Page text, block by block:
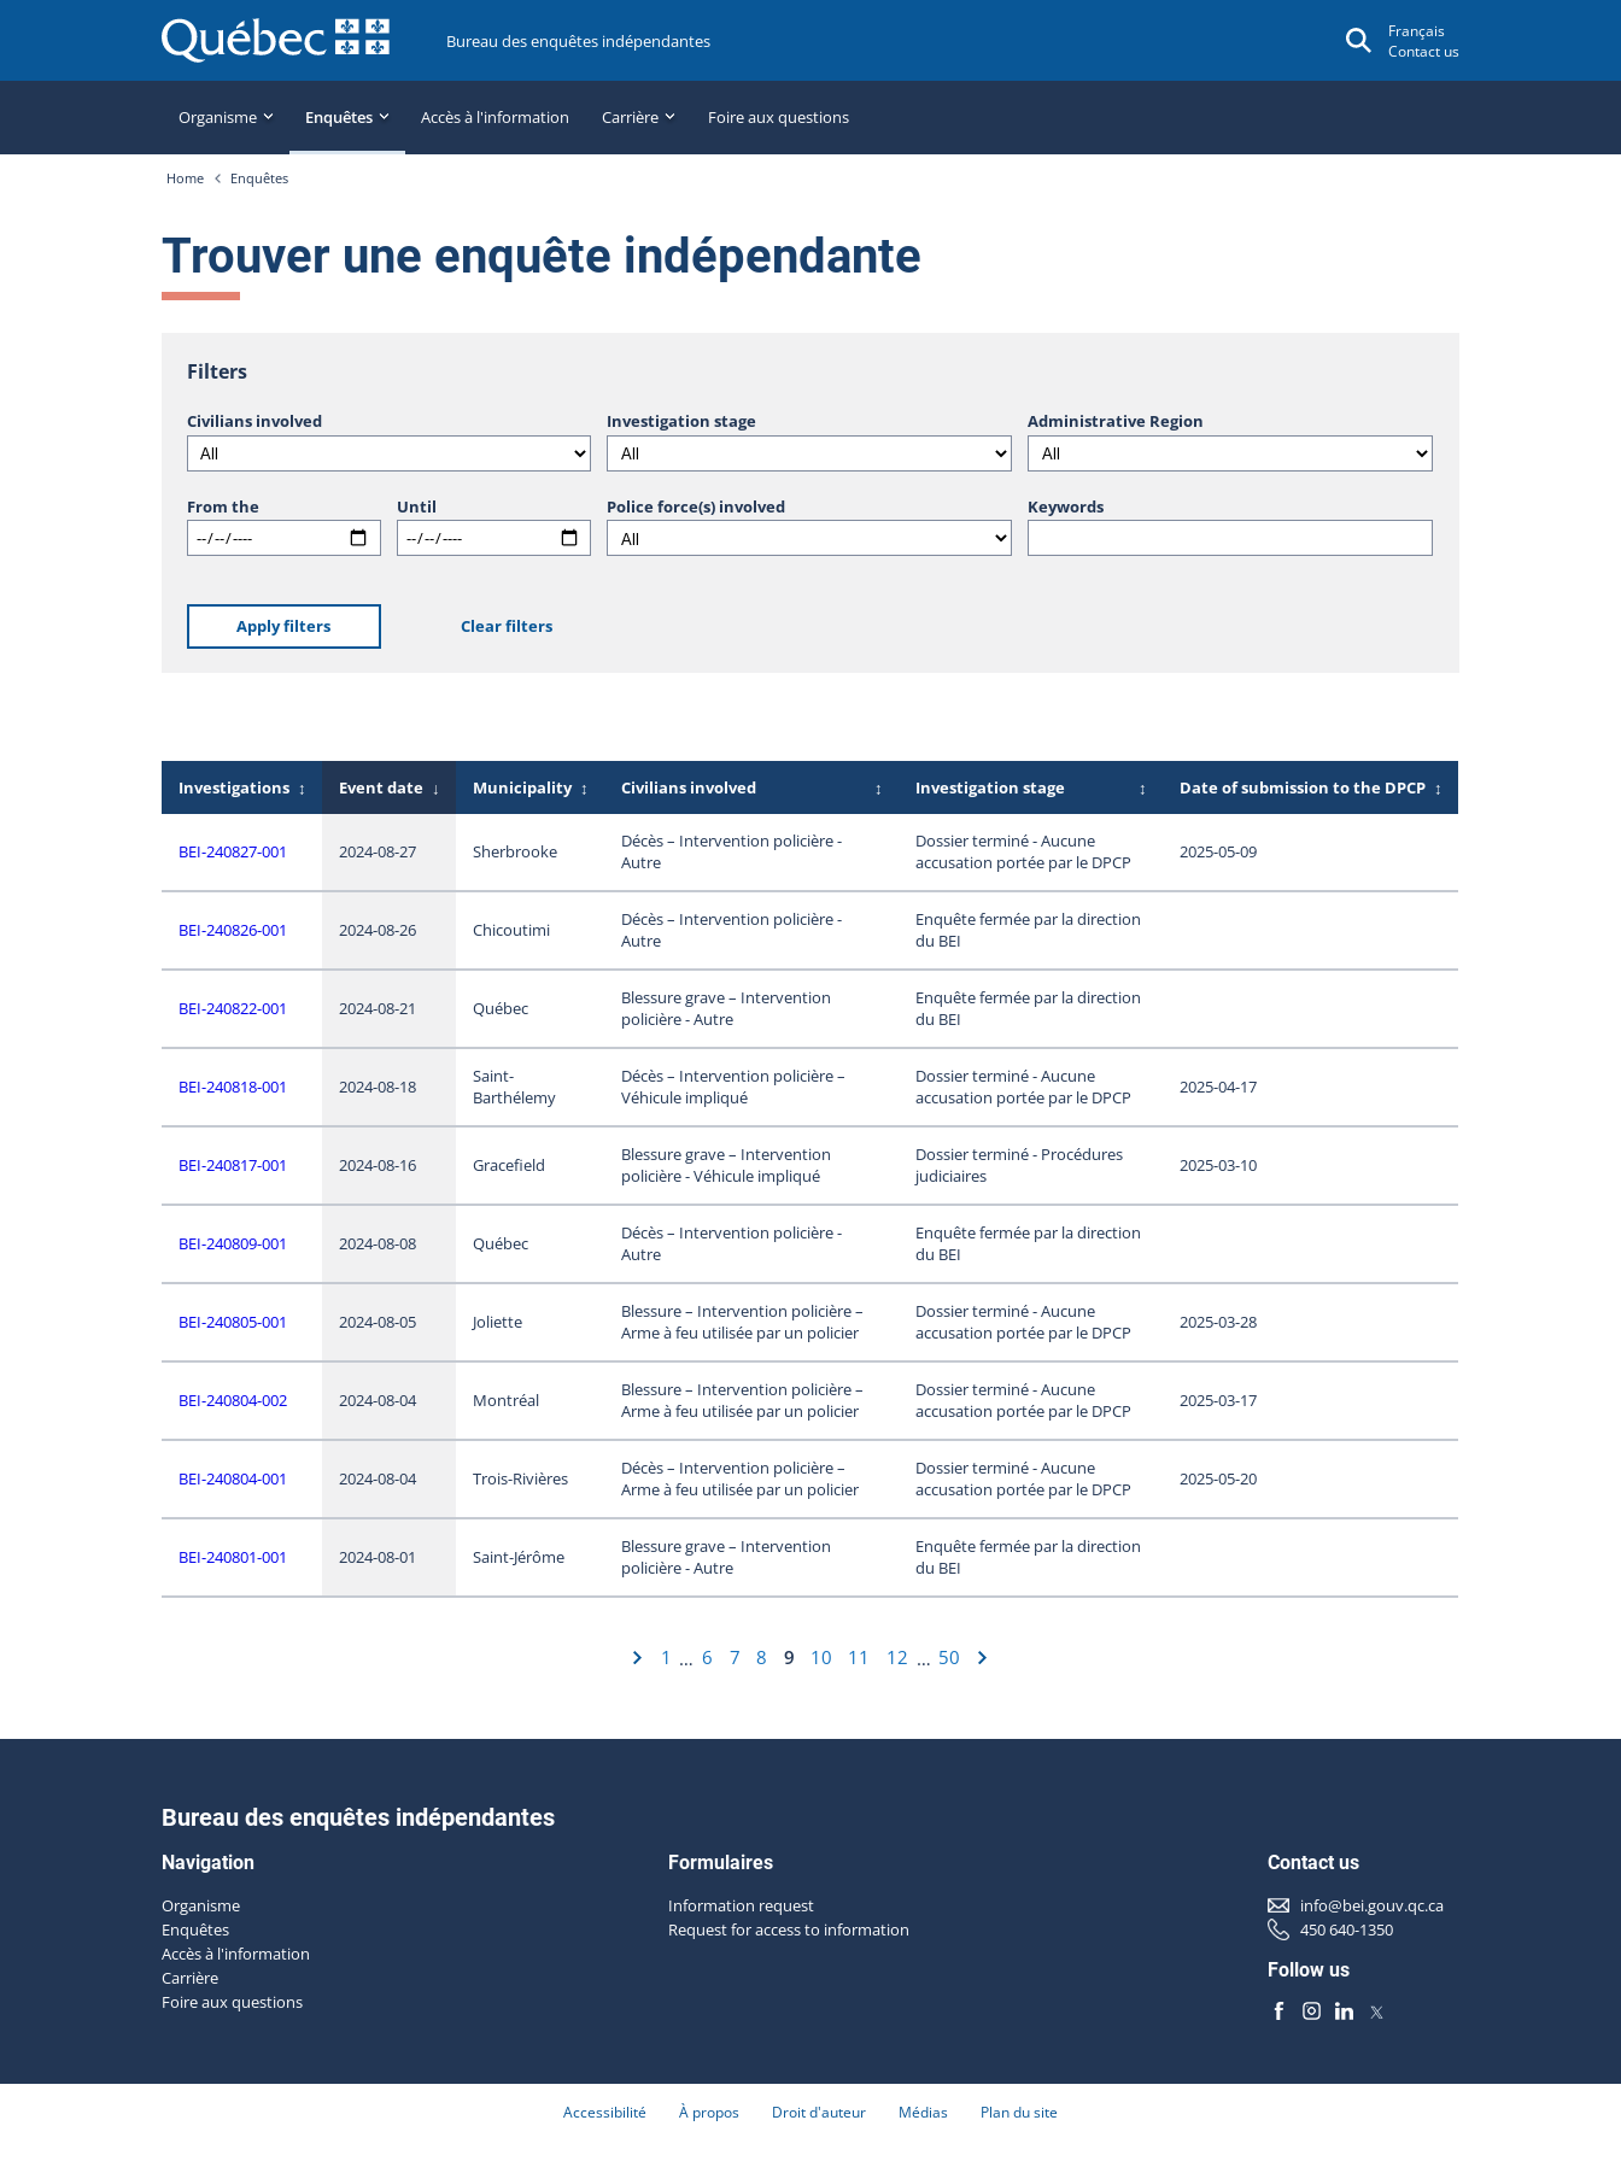
Bureau des enquêtes indépendantes
Français
Contact us
Organisme Enquêtes Accès à l'information Carrière Foire aux questions
Home Enquêtes
Trouver une enquête indépendante
Filters
Civilians involved Investigation stage Administrative Region
From the Until Police force(s) involved Keywords
Apply filters Clear filters
Investigations ↕ Event date ↓ Municipality ↕ Civilians involved ↕ Investigation stage ↕ Date of submission to the DPCP ↕
BEI-240827-001 2024-08-27 Sherbrooke
Décès – Intervention policière -
Autre
Dossier terminé - Aucune
accusation portée par le DPCP
2025-05-09
BEI-240826-001 2024-08-26 Chicoutimi
Décès – Intervention policière -
Autre
Enquête fermée par la direction
du BEI
BEI-240822-001 2024-08-21 Québec
Blessure grave – Intervention
policière - Autre
Enquête fermée par la direction
du BEI
BEI-240818-001 2024-08-18
Saint-
Barthélemy
Décès – Intervention policière –
Véhicule impliqué
Dossier terminé - Aucune
accusation portée par le DPCP
2025-04-17
BEI-240817-001 2024-08-16 Gracefield
Blessure grave – Intervention
policière - Véhicule impliqué
Dossier terminé - Procédures
judiciaires
2025-03-10
BEI-240809-001 2024-08-08 Québec
Décès – Intervention policière -
Autre
Enquête fermée par la direction
du BEI
BEI-240805-001 2024-08-05 Joliette
Blessure – Intervention policière –
Arme à feu utilisée par un policier
Dossier terminé - Aucune
accusation portée par le DPCP
2025-03-28
BEI-240804-002 2024-08-04 Montréal
Blessure – Intervention policière –
Arme à feu utilisée par un policier
Dossier terminé - Aucune
accusation portée par le DPCP
2025-03-17
BEI-240804-001 2024-08-04 Trois-Rivières
Décès – Intervention policière –
Arme à feu utilisée par un policier
Dossier terminé - Aucune
accusation portée par le DPCP
2025-05-20
BEI-240801-001 2024-08-01 Saint-Jérôme
Blessure grave – Intervention
policière - Autre
Enquête fermée par la direction
du BEI
1 … 6 7 8 9 10 11 12 … 50
Bureau des enquêtes indépendantes
Navigation
Organisme
Enquêtes
Accès à l'information
Carrière
Foire aux questions
Formulaires
Information request
Request for access to information
Contact us
info@bei.gouv.qc.ca
450 640-1350
Follow us
Accessibilité À propos Droit d'auteur Médias Plan du site